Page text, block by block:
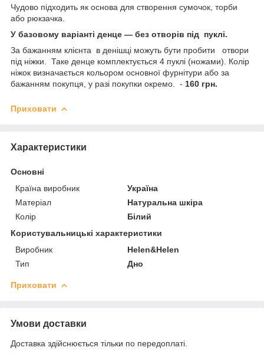
Чудово підходить як основа для створення сумочок, торби
або рюкзачка.
У базовому варіанті денце — без отворів під пуклі.
За бажанням клієнта в денішці можуть бути пробити отвори
під ніжки. Таке денце комплектується 4 пуклі (ножами). Колір
ніжок визначається кольором основної фурнітури або за
бажанням покупця, у разі покупки окремо. - 160 грн.
Приховати
Характеристики
Основні
Країна виробник
Україна
Матеріал
Натуральна шкіра
Колір
Білий
Користувальницькі характеристики
Виробник
Helen&Helen
Тип
Дно
Приховати
Умови доставки
Доставка здійснюється тільки по передоплаті.